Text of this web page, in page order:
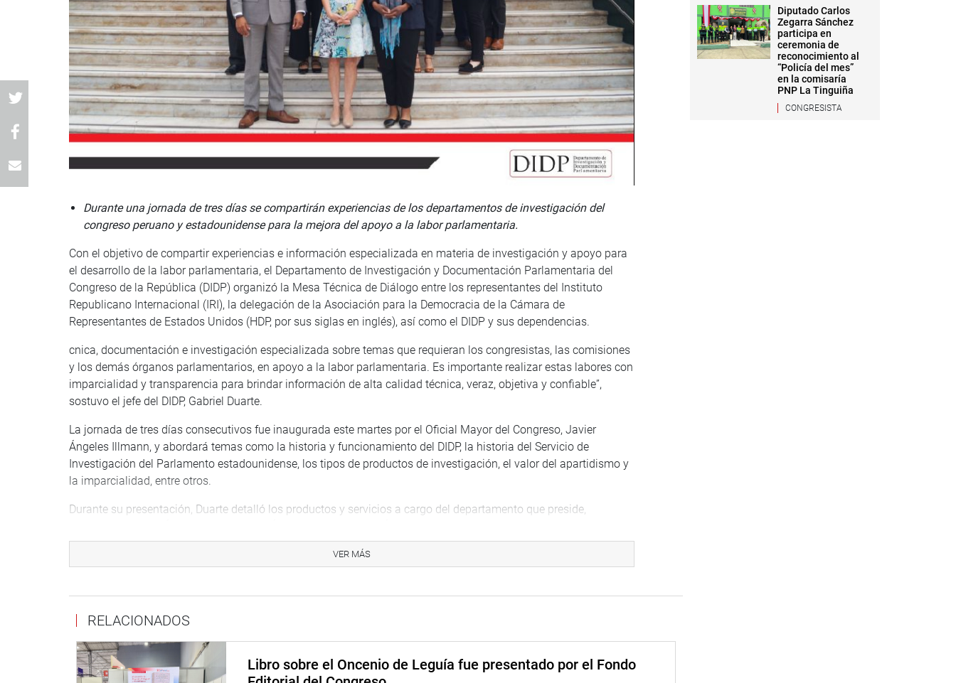
Durante una jornada de tres días se compartirán experiencias de los departamentos de investigación del
congreso peruano y estadounidense para la mejora del apoyo a la labor parlamentaria.
Con el objetivo de compartir experiencias e información especializada en materia de investigación y apoyo para
el desarrollo de la labor parlamentaria, el Departamento de Investigación y Documentación Parlamentaria del
Congreso de la República (DIDP) organizó la Mesa Técnica de Diálogo entre los representantes del Instituto
Republicano Internacional (IRI), la delegación de la Asociación para la Democracia de la Cámara de
Representantes de Estados Unidos (HDP, por sus siglas en inglés), así como el DIDP y sus dependencias.
cnica, documentación e investigación especializada sobre temas que requieran los congresistas, las comisiones
y los demás órganos parlamentarios, en apoyo a la labor parlamentaria. Es importante realizar estas labores con
imparcialidad y transparencia para brindar información de alta calidad técnica, veraz, objetiva y confiable”,
sostuvo el jefe del DIDP, Gabriel Duarte.
La jornada de tres días consecutivos fue inaugurada este martes por el Oficial Mayor del Congreso, Javier
Ángeles Illmann, y abordará temas como la historia y funcionamiento del DIDP, la historia del Servicio de
Investigación del Parlamento estadounidense, los tipos de productos de investigación, el valor del apartidismo y
la imparcialidad, entre otros.
Durante su presentación, Duarte detalló los productos y servicios a cargo del departamento que preside,
Presupuestal y el Área de Asesoramiento Científica.
Asimismo, el jefe del Área de Biblioteca, José Cevallos, resaltó la importancia del uso de las nuevas tecnologías,
ciudadano y promover un Parlamento Abierto”, agregó Cevallos.
DESPACHO (DIDP)
VER MÁS
RELACIONADOS
Libro sobre el Oncenio de Leguía fue presentado por el Fondo
Diputado Carlos
Zegarra Sánchez
participa en
ceremonia de
reconocimiento al
“Policía del mes”
en la comisaría
PNP La Tinguiña
CONGRESISTA